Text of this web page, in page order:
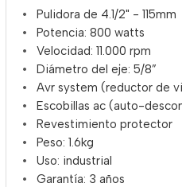
Pulidora de 4.1/2" - 115mm
Potencia: 800 watts
Velocidad: 11.000 rpm
Diámetro del eje: 5/8”
Avr system (reductor de
Escobillas ac (auto-
Revestimiento protector
Peso: 1.6kg
Uso: industrial
Garantía: 3 años